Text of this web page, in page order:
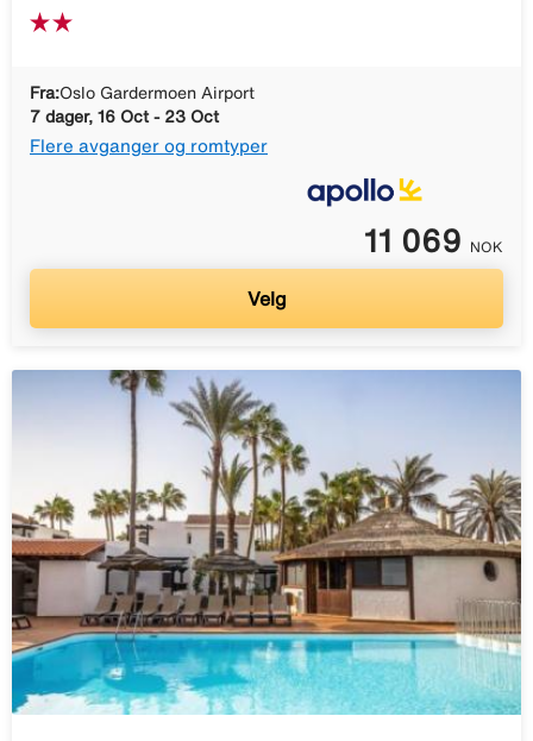
Fra:Oslo Gardermoen Airport
7 dager, 16 Oct - 23 Oct
Flere avganger og romtyper
11 069 NOK
Velg